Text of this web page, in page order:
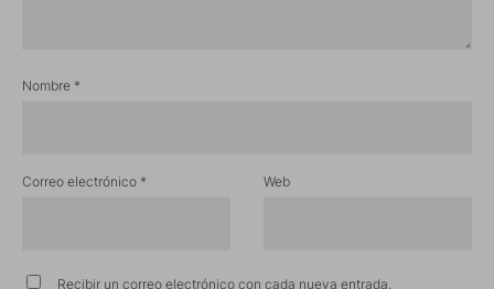
Nombre *
Correo electrónico * Web
Recibir un correo electrónico con cada nueva entrada.